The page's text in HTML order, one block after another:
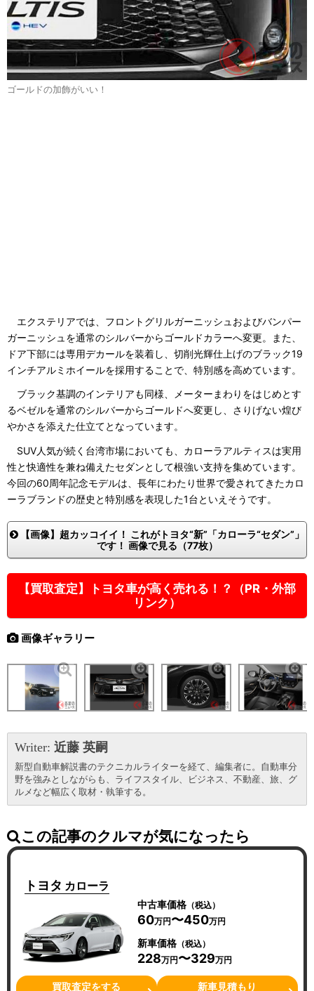
ゴールドの加飾がいい！
エクステリアでは、フロントグリルガーニッシュおよびバンパー
ガーニッシュを通常のシルバーからゴールドカラーへ変更。また、
ドア下部には専用デカールを装着し、切削光輝仕上げのブラック19
インチアルミホイールを採用することで、特別感を高めています。
ブラック基調のインテリアも同様、メーターまわりをはじめとす
るベゼルを通常のシルバーからゴールドへ変更し、さりげない煌び
やかさを添えた仕立てとなっています。
SUV人気が続く台湾市場においても、カローラアルティスは実用
性と快適性を兼ね備えたセダンとして根強い支持を集めています。
今回の60周年記念モデルは、長年にわたり世界で愛されてきたカロ
ーラブランドの歴史と特別感を表現した1台といえそうです。
【画像】超カッコイイ！ これがトヨタ“新”「カローラ“セダン”」
です！ 画像で見る（77枚）
【買取査定】トヨタ車が高く売れる！？（PR・外部
リンク）
画像ギャラリー
Writer: 近藤 英嗣
新型自動車解説書のテクニカルライターを経て、編集者に。自動車分
野を強みとしながらも、ライフスタイル、ビジネス、不動産、旅、グ
ルメなど幅広く取材・執筆する。
この記事のクルマが気になったら
トヨタ カローラ
中古車価格（税込）
60万円〜450万円
新車価格（税込）
228万円〜329万円
買取査定をする 新車見積もり